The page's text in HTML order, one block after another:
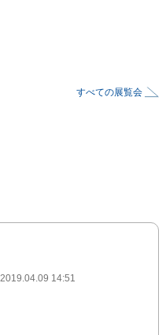
すべての展覧会
2019.04.09 14:51